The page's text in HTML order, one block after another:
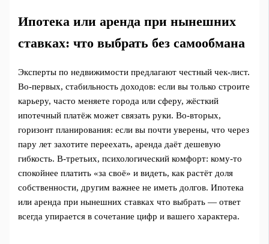
Ипотека или аренда при нынешних
ставках: что выбрать без самообмана
Эксперты по недвижимости предлагают честный чек‑лист.
Во‑первых, стабильность доходов: если вы только строите
карьеру, часто меняете города или сферу, жёсткий
ипотечный платёж может связать руки. Во‑вторых,
горизонт планирования: если вы почти уверены, что через
пару лет захотите переехать, аренда даёт дешевую
гибкость. В‑третьих, психологический комфорт: кому‑то
спокойнее платить «за своё» и видеть, как растёт доля
собственности, другим важнее не иметь долгов. Ипотека
или аренда при нынешних ставках что выбрать — ответ
всегда упирается в сочетание цифр и вашего характера.